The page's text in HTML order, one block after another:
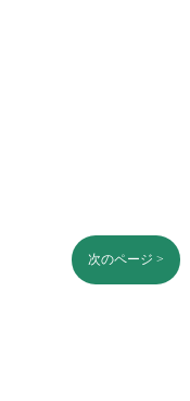
次のページ >